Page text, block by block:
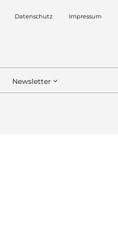
Datenschutz Impressum
Newsletter